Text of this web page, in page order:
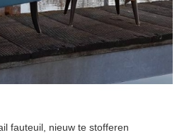
fauteuil, nieuw te stofferen